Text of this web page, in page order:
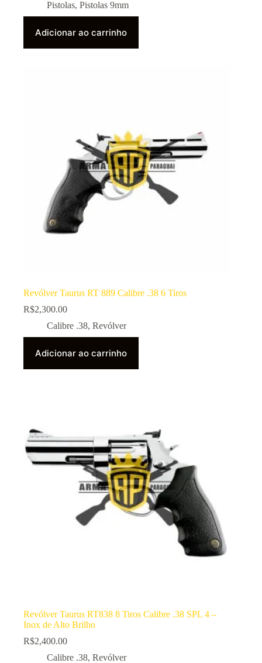
Pistolas, Pistolas 9mm
Adicionar ao carrinho
Revólver Taurus RT 889 Calibre .38 6 Tiros
R$2,300.00
Calibre .38, Revólver
Adicionar ao carrinho
Revólver Taurus RT838 8 Tiros Calibre .38 SPL 4 –
Inox de Alto Brilho
R$2,400.00
Calibre .38, Revólver